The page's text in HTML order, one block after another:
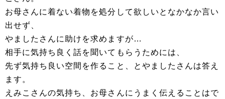
お母さんに着ない着物を処分して欲しいとなかなか言い
出せず、
やましたさんに助けを求めますが…
相手に気持ち良く話を聞いてもらうためには、
先ず気持ち良い空間を作ること、とやましたさんは答え
ます。
えみこさんの気持ち、お母さんにうまく伝えることはで